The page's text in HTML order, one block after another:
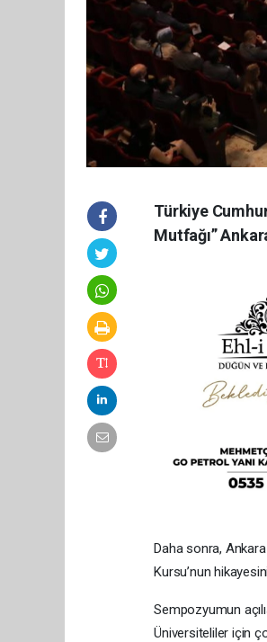
Türkiye
Mutfağı”
Daha sonra,
Kursu’nun
Sempozyumun
Üniversiteliler için